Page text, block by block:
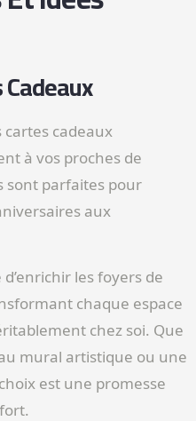
cadeaux
à vos proches de
sont parfaites pour
aux
les foyers de
chaque espace
chez soi. Que
mural artistique ou une
est une promesse